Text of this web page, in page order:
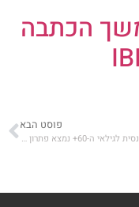
הכתבה
פוסט הבא
צרכנות פיננסית לגילאי ה-60+ נמצא פתרון להגדלת תשלומי הפנסיה החודשיים